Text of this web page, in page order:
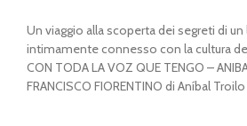
Un viaggio alla scoperta dei segreti di un
intimamente connesso con la cultura
CON TODA LA VOZ QUE TENGO –
FRANCISCO FIORENTINO di Aníbal